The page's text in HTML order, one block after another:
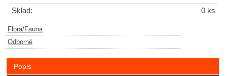
Sklad: 0 ks
Flora/Fauna
Odborné
Popis